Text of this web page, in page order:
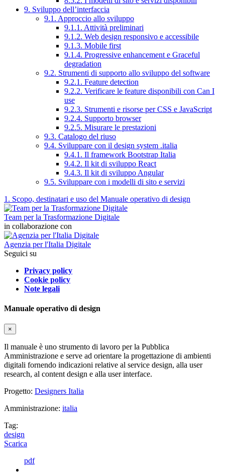
9. Sviluppo dell’interfaccia
9.1. Approccio allo sviluppo
9.1.1. Attività preliminari
9.1.2. Web design responsivo e accessibile
9.1.3. Mobile first
9.1.4. Progressive enhancement e Graceful
degradation
9.2. Strumenti di supporto allo sviluppo del software
9.2.1. Feature detection
9.2.2. Verificare le feature disponibili con Can I
use
9.2.3. Strumenti e risorse per CSS e JavaScript
9.2.4. Supporto browser
9.2.5. Misurare le prestazioni
9.3. Catalogo del riuso
9.4. Sviluppare con il design system .italia
9.4.1. Il framework Bootstrap Italia
9.4.2. Il kit di sviluppo React
9.4.3. Il kit di sviluppo Angular
9.5. Sviluppare con i modelli di sito e servizi
1. Scopo, destinatari e uso del Manuale operativo di design
Team per la Trasformazione Digitale
in collaborazione con
Agenzia per l'Italia Digitale
Seguici su
Privacy policy
Cookie policy
Note legali
Manuale operativo di design
×
Il manuale è uno strumento di lavoro per la Pubblica
Amministrazione e serve ad orientare la progettazione di ambienti
digitali fornendo indicazioni relative al service design, alla user
research, al content design e alla user interface.
Progetto: Designers Italia
Amministrazione: italia
Tag:
design
Scarica
pdf